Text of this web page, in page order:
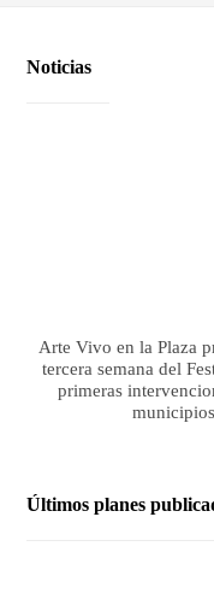
Noticias
Arte Vivo en la Plaza
tercera semana del
primeras
municipios
Últimos planes